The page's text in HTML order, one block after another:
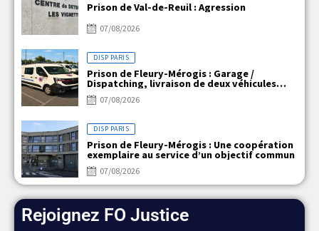
Prison de Val-de-Reuil : Agression
07/08/2026
DISP PARIS
Prison de Fleury-Mérogis : Garage /
Dispatching, livraison de deux véhicules
électriques
07/08/2026
DISP PARIS
Prison de Fleury-Mérogis : Une coopération
exemplaire au service d’un objectif commun
07/08/2026
Rejoignez FO Justice